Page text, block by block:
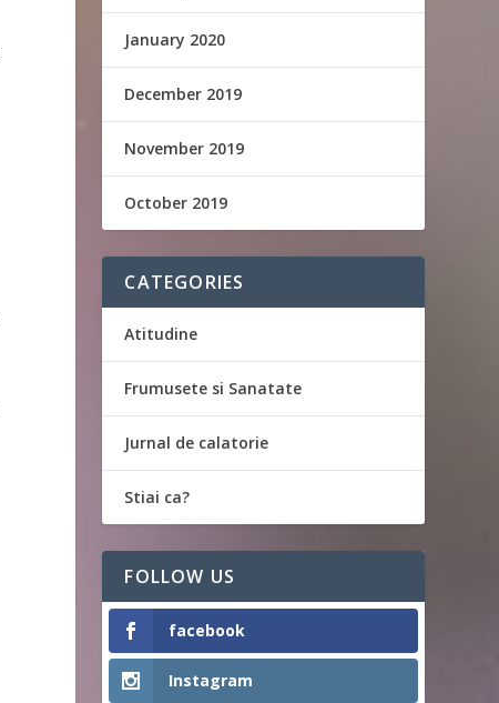
January 2020
December 2019
November 2019
October 2019
CATEGORIES
Atitudine
Frumusete si Sanatate
Jurnal de calatorie
Stiai ca?
FOLLOW US
facebook
Instagram